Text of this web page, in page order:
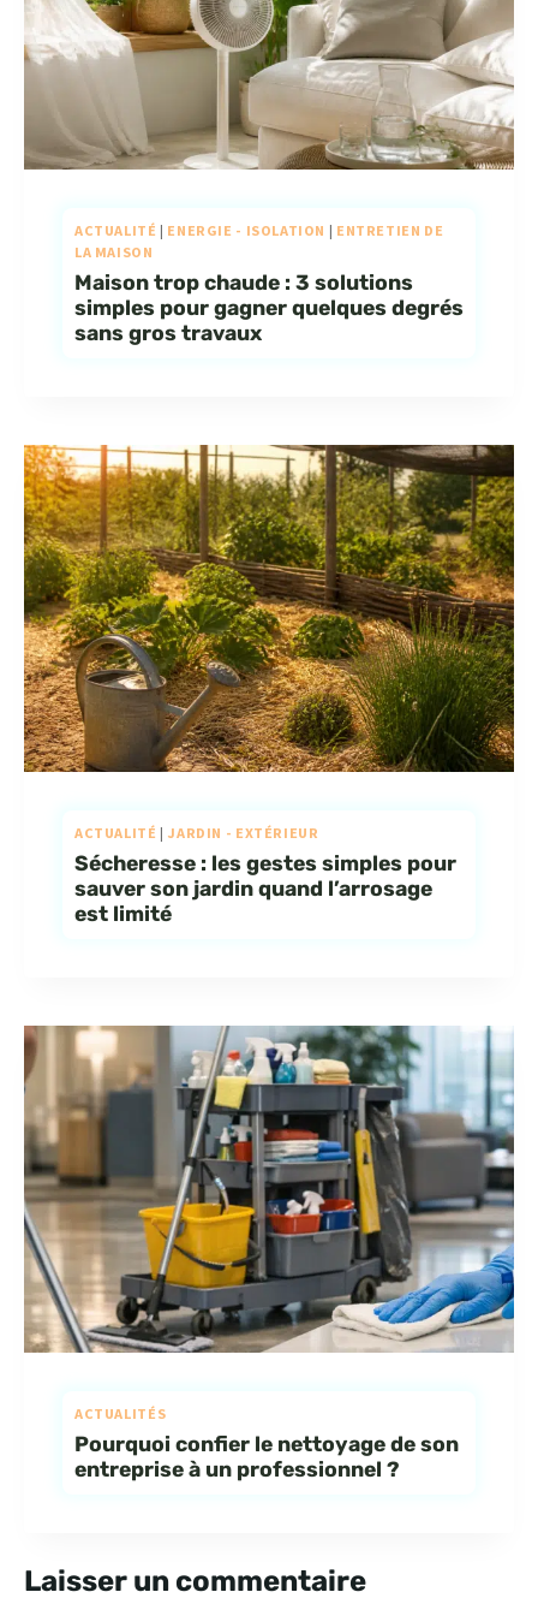
ACTUALITÉ | ENERGIE - ISOLATION | ENTRETIEN DE
LA MAISON
Maison trop chaude : 3 solutions
simples pour gagner quelques degrés
sans gros travaux
ACTUALITÉ | JARDIN - EXTÉRIEUR
Sécheresse : les gestes simples pour
sauver son jardin quand l’arrosage
est limité
ACTUALITÉS
Pourquoi confier le nettoyage de son
entreprise à un professionnel ?
Laisser un commentaire